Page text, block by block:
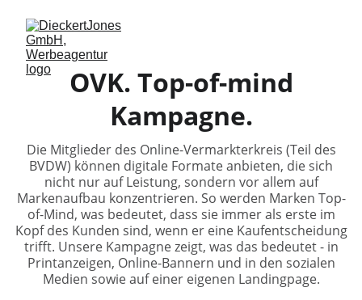
OVK. Top-of-mind
Kampagne.
Die Mitglieder des Online-Vermarkterkreis (Teil des
BVDW) können digitale Formate anbieten, die sich
nicht nur auf Leistung, sondern vor allem auf
Markenaufbau konzentrieren. So werden Marken Top-
of-Mind, was bedeutet, dass sie immer als erste im
Kopf des Kunden sind, wenn er eine Kaufentscheidung
trifft. Unsere Kampagne zeigt, was das bedeutet - in
Printanzeigen, Online-Bannern und in den sozialen
Medien sowie auf einer eigenen Landingpage.